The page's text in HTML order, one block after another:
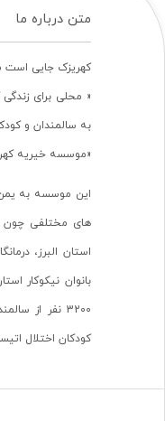
متن درباره ما
کهریزک جایی
« محلی برای
به سالمندان و
«موسسه خیریه
این موسسه به
های مختلفی چون
استان البرز،
بانوان نیکوکار
3200 نفر از
کودکان اختلال